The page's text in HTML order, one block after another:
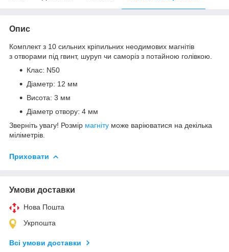
Опис
Комплект з 10 сильних кріпильних неодимових магнітів
з отворами під гвинт, шуруп чи саморіз з потайною голівкою.
Клас: N50
Діаметр: 12 мм
Висота: 3 мм
Діаметр отвору: 4 мм
Зверніть увагу! Розмір магніту може варіюватися на декілька
міліметрів.
Приховати
Умови доставки
Нова Пошта
Укрпошта
Всі умови доставки